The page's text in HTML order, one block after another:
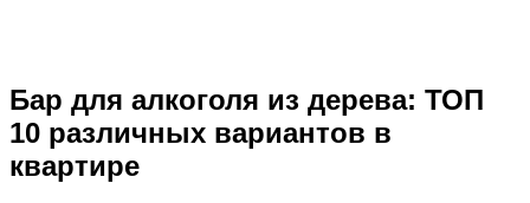
Бар для алкоголя из дерева: ТОП
10 различных вариантов в
квартире